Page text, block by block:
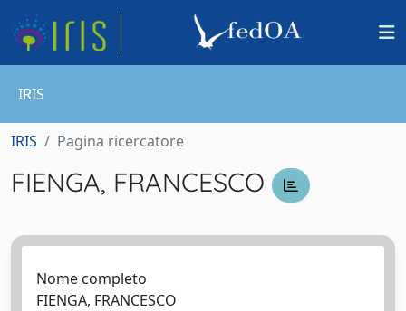
IRIS
IRIS Pagina ricercatore
FIENGA, FRANCESCO
Nome completo
FIENGA, FRANCESCO